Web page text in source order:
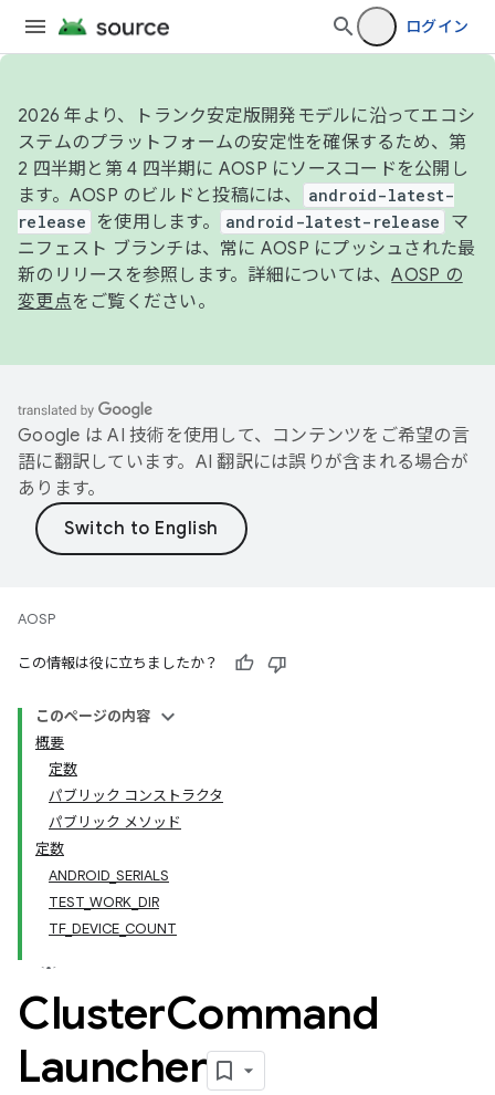
ログイン
2026 年より、トランク安定版開発モデルに沿ってエコシ
ステムのプラットフォームの安定性を確保するため、第
2 四半期と第 4 四半期に AOSP にソースコードを公開し
ます。AOSP のビルドと投稿には、
android-latest-
release
を使用します。 android-latest-release
マ
ニフェスト ブランチは、常に AOSP にプッシュされた最
新のリリースを参照します。詳細については、AOSP の
変更点をご覧ください。
Google は AI 技術を使用して、コンテンツをご希望の言
語に翻訳しています。AI 翻訳には誤りが含まれる場合が
あります。
AOSP
この情報は役に立ちましたか？
このページの内容
概要
定数
パブリック コンストラクタ
パブリック メソッド
定数
ANDROID_SERIALS
TEST_WORK_DIR
TF_DEVICE_COUNT
ClusterCommand
Launcher